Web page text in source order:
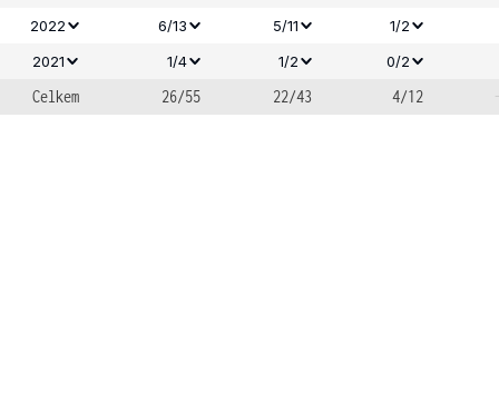
2022
6/13 5/11
1/2
2021
1/4 1/2 0/2
Celkem 26/55 22/43 4/12